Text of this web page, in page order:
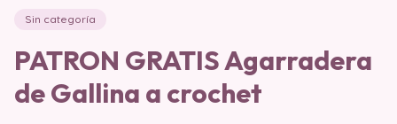
Sin categoría
PATRON GRATIS Agarradera
de Gallina a crochet